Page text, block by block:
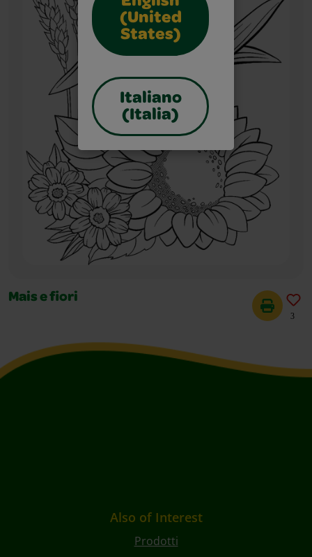
(United
States)
Italiano
(Italia)
Mais e fiori
3
Also of Interest
Prodotti